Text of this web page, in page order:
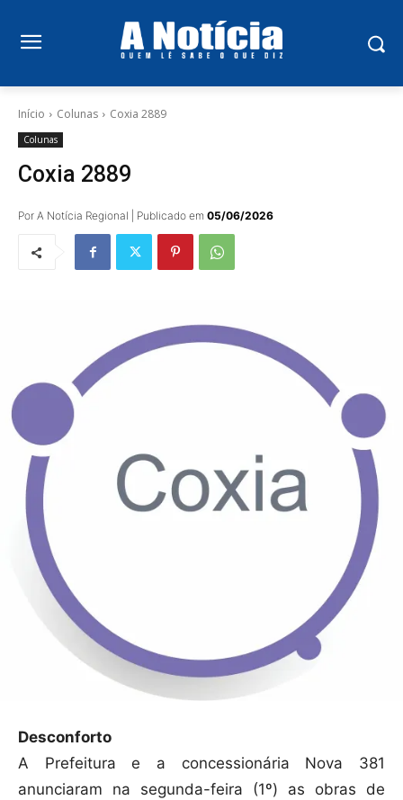
Início Colunas Coxia 2889
Colunas
Coxia 2889
Por A Notícia Regional | Publicado em 05/06/2026
Desconforto
A Prefeitura e a concessionária Nova 381
anunciaram na segunda-feira (1º) as obras de